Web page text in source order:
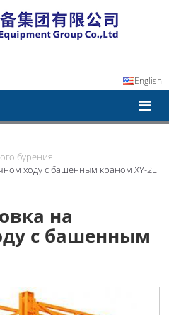
English
бурения
ходу с башенным краном XY-2L
на
с башенным